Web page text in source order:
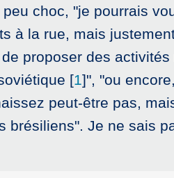
choc, "je pourrais
à la rue, mais
proposer des
[1]", "ou
peut-être pas,
Je ne sais